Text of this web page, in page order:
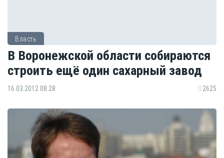
Власть
В Воронежской области собираются
строить ещё один сахарный завод
16.03.2012 08:28 2625